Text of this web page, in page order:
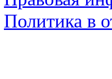
Политика в